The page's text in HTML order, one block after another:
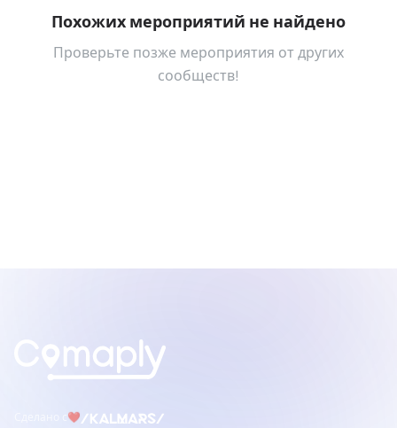
Похожих мероприятий не найдено
Проверьте позже мероприятия от других
сообществ!
❤